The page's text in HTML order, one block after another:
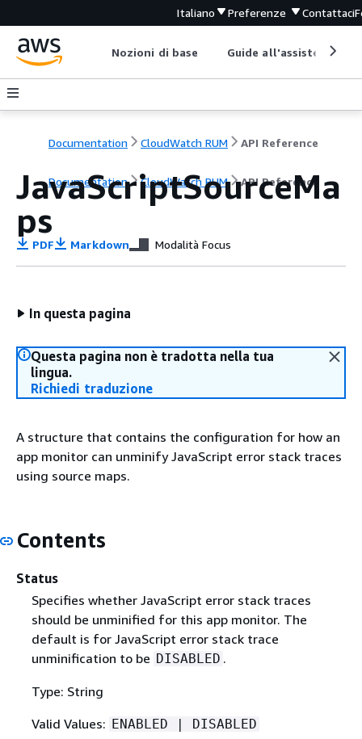
Italiano Preferenze Contattaci
Nozioni di base Guide all'assistenza
Documentation CloudWatch RUM API Reference
Documentation CloudWatch RUM API Reference
JavaScriptSourceMa
ps
PDF Markdown Modalità Focus
In questa pagina
Questa pagina non è tradotta nella tua
lingua.
Richiedi traduzione
A structure that contains the configuration for how an
app monitor can unminify JavaScript error stack traces
using source maps.
Contents
Status
Specifies whether JavaScript error stack traces
should be unminified for this app monitor. The
default is for JavaScript error stack trace
unminification to be DISABLED .
Type: String
Valid Values: ENABLED | DISABLED